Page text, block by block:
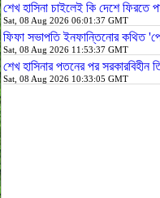
শেখ হাসিনা চাইলেই কি দেশে ফিরতে
Sat, 08 Aug 2026 06:01:37 GMT
ফিফা সভাপতি ইনফান্তিনোর কথিত
Sat, 08 Aug 2026 11:53:37 GMT
শেখ হাসিনার পতনের পর সরকারবিহীন
Sat, 08 Aug 2026 10:33:05 GMT